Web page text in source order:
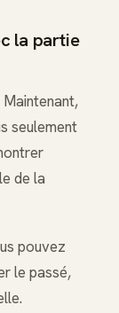
la partie
Maintenant,
seulement
de la
pouvez
le passé,